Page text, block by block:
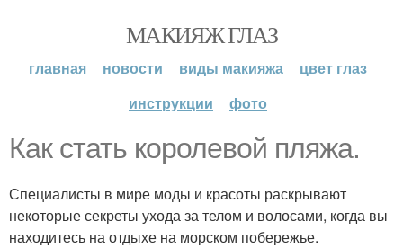
МАКИЯЖ ГЛАЗ
главная новости виды макияжа
цвет глаз
инструкции
фото
Как стать королевой пляжа.
Специалисты в мире моды и красоты раскрывают
некоторые секреты ухода за телом и волосами, когда вы
находитесь на отдыхе на морском побережье.